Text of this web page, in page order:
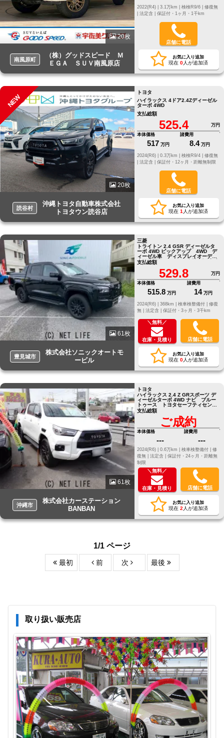
20枚
南風原町
（株）グッドスピード Ｍ
ＥＧＡ ＳＵＶ南風原店
修復無
法定含 | 保証付・1ヶ月・1千km
店舗に電話
お気に入り追加
現在 0人が追加済
NEW
20枚
読谷村
沖縄トヨタ自動車株式会社
トヨタウン読谷店
トヨタ
ハイラックス 4ドア2.4Zディーゼル
ターボ 4WD
支払総額
525.4
万円
本体価格
517 万円
諸費用
8.4 万円
修復無
法定含 | 保証付・12ヶ月・距離無制限
店舗に電話
お気に入り追加
現在 1 人が追加済
61枚
豊見城市
株式会社ソニックオートモ
ービル
三菱
トライトン 2.4 GSR ディーゼルタ
ーボ 4WD ピックアップ 4WD デ
ィーゼル車 ディスプレイオーディ
オ 全周囲カメラ 衝突被害軽減ブ
レーキ
支払総額
529.8
万円
本体価格
515.8 万円
諸費用
14 万円
修復
無 | 法定含 | 保証付・3ヶ月・3千km
＼無料／
在庫・見積り 店舗に電話
お気に入り追加
現在 0人が追加済
61枚
沖縄市
株式会社カーステーション
BANBAN
トヨタ
ハイラックス 2.4 Z GRスポーツ デ
ィーゼルターボ 4WD ナビ ブルー
トゥース トヨタセーフティセン
ス パドルシフトモード デジタル
ミラー型ドライブレコーダー
支払総額
ご成約
本体価格
---
諸費用
---
2024(R6) | 0.6万km | 検車検整備付 | 修
復無 | 法定含 | 保証付・24ヶ月・距離無
制限
＼無料／
在庫・見積り 店舗に電話
お気に入り追加
現在 2 人が追加済
1/1 ページ
最初 前 次 最後
取り扱い販売店